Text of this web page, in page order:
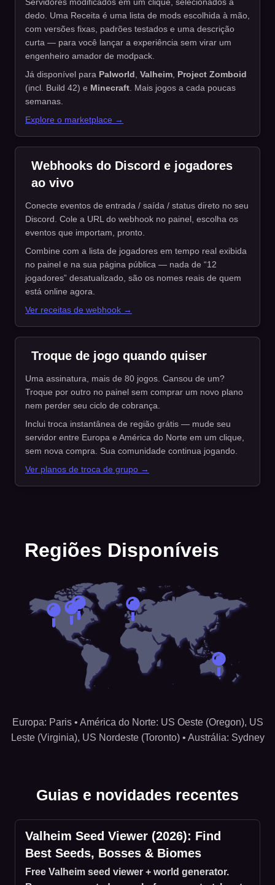
Servidores modificados em um clique, selecionados a
dedo. Uma Receita é uma lista de mods escolhida à mão,
com versões fixas, padrões testados e uma descrição
curta — para você lançar a experiência sem virar um
engenheiro amador de modpack.
Já disponível para Palworld, Valheim, Project Zomboid
(incl. Build 42) e Minecraft. Mais jogos a cada poucas
semanas.
Explore o marketplace →
Webhooks do Discord e jogadores
ao vivo
Conecte eventos de entrada / saída / status direto no seu
Discord. Cole a URL do webhook no painel, escolha os
eventos que importam, pronto.
Combine com a lista de jogadores em tempo real exibida
no painel e na sua página pública — nada de “12
jogadores” desatualizado, são os nomes reais de quem
está online agora.
Ver receitas de webhook →
Troque de jogo quando quiser
Uma assinatura, mais de 80 jogos. Cansou de um?
Troque por outro no painel sem comprar um novo plano
nem perder seu ciclo de cobrança.
Inclui troca instantânea de região grátis — mude seu
servidor entre Europa e América do Norte em um clique,
sem nova compra. Sua comunidade continua jogando.
Ver planos de troca de grupo →
Regiões Disponíveis
Regiões de hospedagem: US Oeste (Oregon), US Leste
Europa: Paris • América do Norte: US Oeste (Oregon), US
Leste (Virginia), US Nordeste (Toronto) • Austrália: Sydney
Guias e novidades recentes
Valheim Seed Viewer (2026): Find
Best Seeds, Bosses & Biomes
Free Valheim seed viewer + world generator.